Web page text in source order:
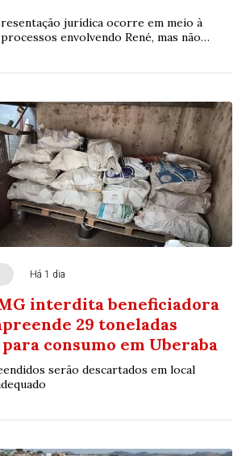
jurídica ocorre em meio à
envolvendo René, mas não
Há 1 dia
interdita beneficiadora
29 toneladas
consumo em Uberaba
serão descartados em local